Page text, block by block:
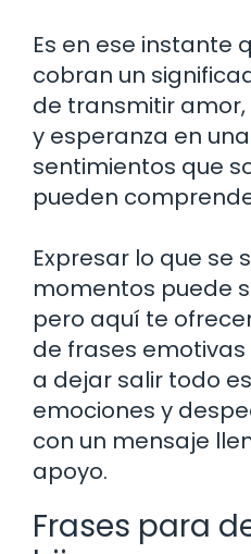
Es en ese instante
cobran un
de transmitir
y esperanza en
sentimientos que
pueden
Expresar lo que se
momentos puede
pero aquí te
de frases
a dejar salir todo
emociones y
con un mensaje
apoyo.
Frases para